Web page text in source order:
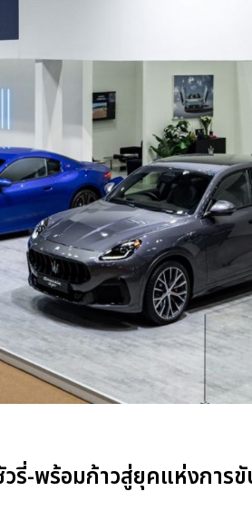
วรี่-พร้อมก้าวสู่ยุคแห่งการ